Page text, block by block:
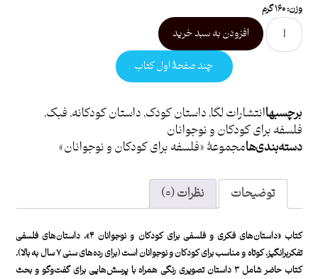
وزن: ۱۶۰ گرم
افزودن به سبد خرید
چند صفحۀ اول کتاب
برچسبهاانتشارات لگا,داستان کودک,داستان کودکانه,فبک,
فلسفه برای کودکان و نوجوانان
دسته بندی هامجموعۀ «فلسفه‌ برای کودکان و نوجوانان»
توضیحات نظرات (۰)
کتاب «داستان‌های فکری و فلسفی برای کودکان و نوجوانان ۴»، داستان‌های فلسفی
تفکربرانگیز، کوتاه و مناسب برای کودکان و نوجوانان است (برای رده‌های سنی ۷ سال به بالا).
کتاب حاضر شامل ۳ داستان تصویری رنگی همراه با پرسش‌هایی برای گفت‌وگو و بحث